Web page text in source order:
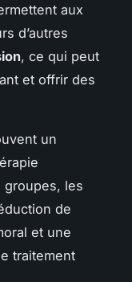
aux
d’autres
, ce qui peut
et offrir des
un
groupes, les
de
et une
traitement